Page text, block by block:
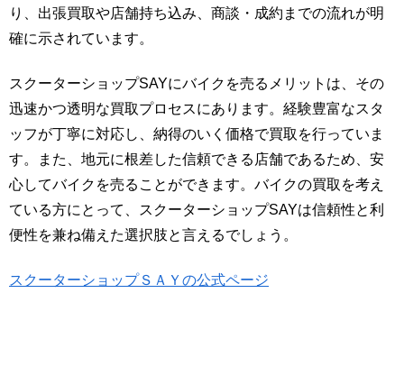
り、出張買取や店舗持ち込み、商談・成約までの流れが明
確に示されています。
スクーターショップSAYにバイクを売るメリットは、その
迅速かつ透明な買取プロセスにあります。経験豊富なスタ
ッフが丁寧に対応し、納得のいく価格で買取を行っていま
す。また、地元に根差した信頼できる店舗であるため、安
心してバイクを売ることができます。バイクの買取を考え
ている方にとって、スクーターショップSAYは信頼性と利
便性を兼ね備えた選択肢と言えるでしょう。
スクーターショップＳＡＹの公式ページ